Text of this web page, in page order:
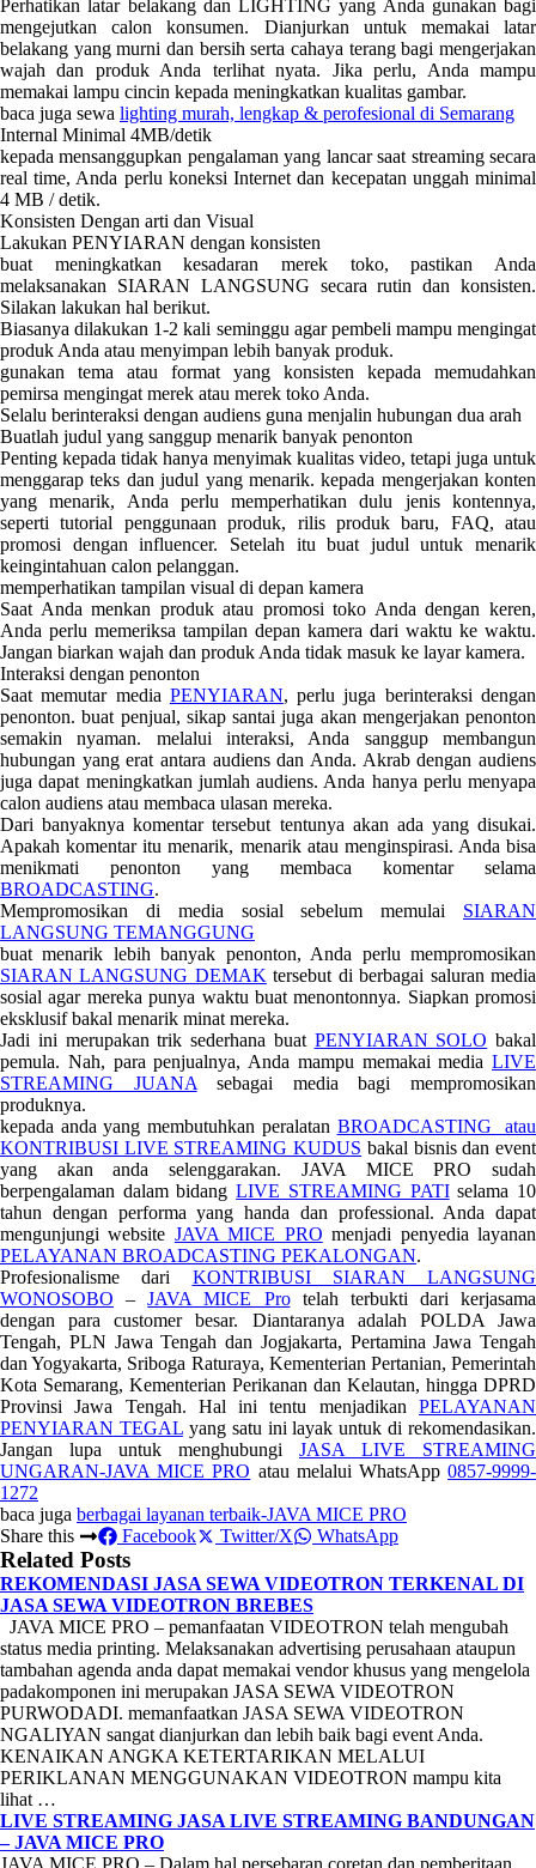
Perhatikan latar belakang dan LIGHTING yang Anda gunakan bagi
mengejutkan calon konsumen. Dianjurkan untuk memakai latar
belakang yang murni dan bersih serta cahaya terang bagi mengerjakan
wajah dan produk Anda terlihat nyata. Jika perlu, Anda mampu
memakai lampu cincin kepada meningkatkan kualitas gambar.
baca juga sewa lighting murah, lengkap & perofesional di Semarang
Internal Minimal 4MB/detik
kepada mensanggupkan pengalaman yang lancar saat streaming secara
real time, Anda perlu koneksi Internet dan kecepatan unggah minimal
4 MB / detik.
Konsisten Dengan arti dan Visual
Lakukan PENYIARAN dengan konsisten
buat meningkatkan kesadaran merek toko, pastikan Anda
melaksanakan SIARAN LANGSUNG secara rutin dan konsisten.
Silakan lakukan hal berikut.
Biasanya dilakukan 1-2 kali seminggu agar pembeli mampu mengingat
produk Anda atau menyimpan lebih banyak produk.
gunakan tema atau format yang konsisten kepada memudahkan
pemirsa mengingat merek atau merek toko Anda.
Selalu berinteraksi dengan audiens guna menjalin hubungan dua arah
Buatlah judul yang sanggup menarik banyak penonton
Penting kepada tidak hanya menyimak kualitas video, tetapi juga untuk
menggarap teks dan judul yang menarik. kepada mengerjakan konten
yang menarik, Anda perlu memperhatikan dulu jenis kontennya,
seperti tutorial penggunaan produk, rilis produk baru, FAQ, atau
promosi dengan influencer. Setelah itu buat judul untuk menarik
keingintahuan calon pelanggan.
memperhatikan tampilan visual di depan kamera
Saat Anda menkan produk atau promosi toko Anda dengan keren,
Anda perlu memeriksa tampilan depan kamera dari waktu ke waktu.
Jangan biarkan wajah dan produk Anda tidak masuk ke layar kamera.
Interaksi dengan penonton
Saat memutar media PENYIARAN, perlu juga berinteraksi dengan
penonton. buat penjual, sikap santai juga akan mengerjakan penonton
semakin nyaman. melalui interaksi, Anda sanggup membangun
hubungan yang erat antara audiens dan Anda. Akrab dengan audiens
juga dapat meningkatkan jumlah audiens. Anda hanya perlu menyapa
calon audiens atau membaca ulasan mereka.
Dari banyaknya komentar tersebut tentunya akan ada yang disukai.
Apakah komentar itu menarik, menarik atau menginspirasi. Anda bisa
menikmati penonton yang membaca komentar selama
BROADCASTING.
Mempromosikan di media sosial sebelum memulai SIARAN
LANGSUNG TEMANGGUNG
buat menarik lebih banyak penonton, Anda perlu mempromosikan
SIARAN LANGSUNG DEMAK tersebut di berbagai saluran media
sosial agar mereka punya waktu buat menontonnya. Siapkan promosi
eksklusif bakal menarik minat mereka.
Jadi ini merupakan trik sederhana buat PENYIARAN SOLO bakal
pemula. Nah, para penjualnya, Anda mampu memakai media LIVE
STREAMING JUANA sebagai media bagi mempromosikan
produknya.
kepada anda yang membutuhkan peralatan BROADCASTING atau
KONTRIBUSI LIVE STREAMING KUDUS bakal bisnis dan event
yang akan anda selenggarakan. JAVA MICE PRO sudah
berpengalaman dalam bidangLIVE STREAMING PATIselama 10
tahun dengan performa yang handa dan professional. Anda dapat
mengunjungi website JAVA MICE PRO menjadi penyedia layanan
PELAYANAN BROADCASTING PEKALONGAN.
Profesionalisme dari KONTRIBUSI SIARAN LANGSUNG
WONOSOBO –JAVA MICE Protelah terbukti dari kerjasama
dengan para customer besar. Diantaranya adalah POLDA Jawa
Tengah, PLN Jawa Tengah dan Jogjakarta, Pertamina Jawa Tengah
dan Yogyakarta, Sriboga Raturaya, Kementerian Pertanian, Pemerintah
Kota Semarang, Kementerian Perikanan dan Kelautan, hingga DPRD
Provinsi Jawa Tengah. Hal ini tentu menjadikan PELAYANAN
PENYIARAN TEGALyang satu ini layak untuk di rekomendasikan.
Jangan lupa untuk menghubungi JASA LIVE STREAMING
UNGARAN-JAVA MICE PRO atau melalui WhatsApp0857-9999-
1272
baca juga berbagai layanan terbaik-JAVA MICE PRO
Share this
Facebook Twitter/X WhatsApp
Related Posts
REKOMENDASI JASA SEWA VIDEOTRON TERKENAL DI
JASA SEWA VIDEOTRON BREBES
JAVA MICE PRO – pemanfaatan VIDEOTRON telah mengubah
status media printing. Melaksanakan advertising perusahaan ataupun
tambahan agenda anda dapat memakai vendor khusus yang mengelola
padakomponen ini merupakan JASA SEWA VIDEOTRON
PURWODADI. memanfaatkan JASA SEWA VIDEOTRON
NGALIYAN sangat dianjurkan dan lebih baik bagi event Anda.
KENAIKAN ANGKA KETERTARIKAN MELALUI
PERIKLANAN MENGGUNAKAN VIDEOTRON mampu kita
lihat …
LIVE STREAMING JASA LIVE STREAMING BANDUNGAN
– JAVA MICE PRO
JAVA MICE PRO – Dalam hal persebaran coretan dan pemberitaan